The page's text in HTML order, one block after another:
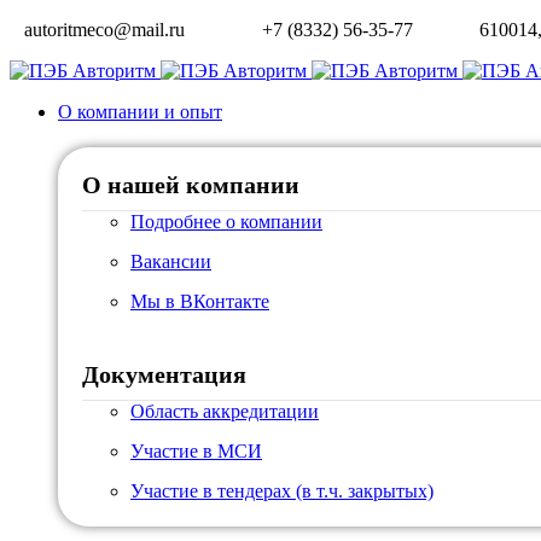
autoritmeco@mail.ru +7 (8332) 56-35-77
О компании и опыт
О нашей компании
Подробнее о компании
Вакансии
Мы в ВКонтакте
Документация
Область аккредитации
Участие в МСИ
Участие в тендерах (в т.ч. закрытых)